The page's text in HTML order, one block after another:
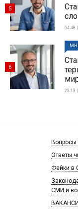
04:48
5
23:13
6
Вопросы
Ответы
Фейки в
СМИ и